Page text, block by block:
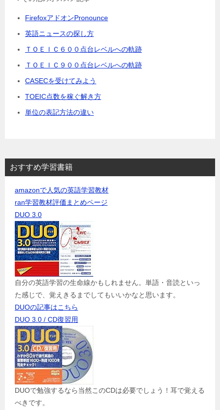
FirefoxアドオンPronounce
英語ニュースの探し方
ＴＯＥＩＣ６００点台レベルへの軌跡
ＴＯＥＩＣ９００点台レベルへの軌跡
CASECを受けてみよう
TOEIC点数を稼ぐ解き方
単位の表記方法の違い
おすすめ学習書籍
amazonで人気の英語学習教材
ran学習教材評価まとめページ
DUO 3.0
自分の英語学習の生命線かもしれません。単語・音読といっ
た感じで、覚えきるまでしてもいいかなと思います。
DUOの記事はこちら
DUO 3.0 / CD復習用
DUOで勉強するなら当然このCDは必要でしょう！耳で覚える
べきです。